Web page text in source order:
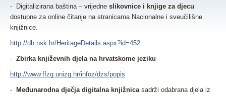
- Digitalizirana baština – vrijedne slikovnice i knjige za djecu
dostupne za online čitanje na stranicama Nacionalne i sveučilišne
knjižnice.
http://db.nsk.hr/HeritageDetails.aspx?id=452
- Zbirka književnih djela na hrvatskome jeziku
http://www.ffzg.unizg.hr/infoz/dzs/popis
- Međunarodna dječja digitalna knjižnicasadrži odabrana djela iz